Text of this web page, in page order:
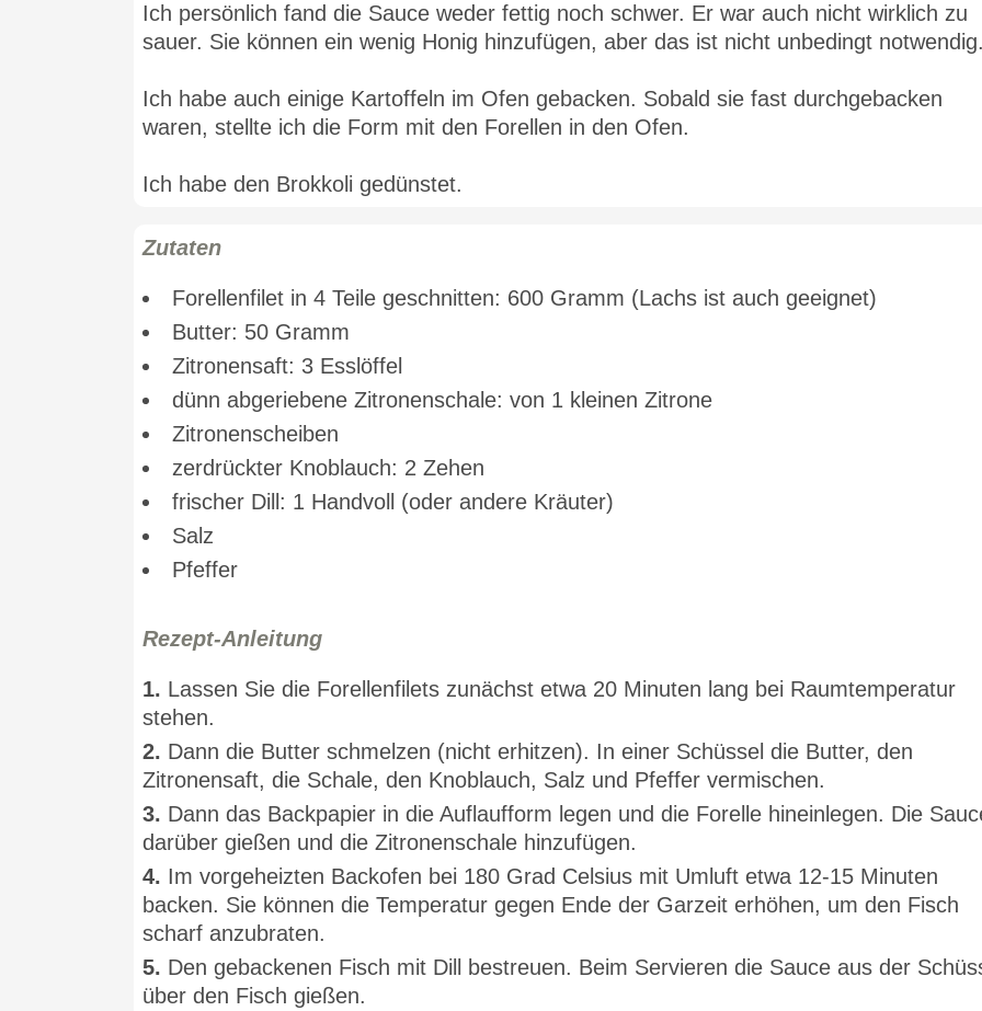
Ich persönlich fand die Sauce weder fettig noch schwer. Er war auch nicht wirklich zu
sauer. Sie können ein wenig Honig hinzufügen, aber das ist nicht unbedingt
Ich habe auch einige Kartoffeln im Ofen gebacken. Sobald sie fast durchgebacken
waren, stellte ich die Form mit den Forellen in den Ofen.
Ich habe den Brokkoli gedünstet.
Zutaten
Forellenfilet in 4 Teile geschnitten: 600 Gramm (Lachs ist auch geeignet)
Butter: 50 Gramm
Zitronensaft: 3 Esslöffel
dünn abgeriebene Zitronenschale: von 1 kleinen Zitrone
Zitronenscheiben
zerdrückter Knoblauch: 2 Zehen
frischer Dill: 1 Handvoll (oder andere Kräuter)
Salz
Pfeffer
Rezept-Anleitung
1. Lassen Sie die Forellenfilets zunächst etwa 20 Minuten lang bei Raumtemperatur
stehen.
2. Dann die Butter schmelzen (nicht erhitzen). In einer Schüssel die Butter, den
Zitronensaft, die Schale, den Knoblauch, Salz und Pfeffer vermischen.
3. Dann das Backpapier in die Auflaufform legen und die Forelle hineinlegen. Die
darüber gießen und die Zitronenschale hinzufügen.
4. Im vorgeheizten Backofen bei 180 Grad Celsius mit Umluft etwa 12-15 Minuten
backen. Sie können die Temperatur gegen Ende der Garzeit erhöhen, um den Fisch
scharf anzubraten.
5. Den gebackenen Fisch mit Dill bestreuen. Beim Servieren die Sauce aus der
über den Fisch gießen.